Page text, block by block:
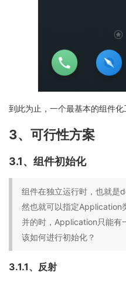
到此为止，一个最基本的组件化
3、可行性方案
3.1、组件初始化
组件在独立运行时，也就是
然也就可以指定Application
并的时，Application只能有
该如何进行初始化？
3.1.1、反射